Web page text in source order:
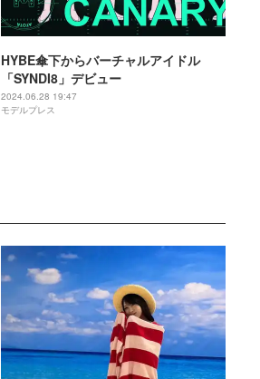
HYBE傘下からバーチャルアイドル
「SYNDI8」デビュー
2024.06.28 19:47
モデルプレス